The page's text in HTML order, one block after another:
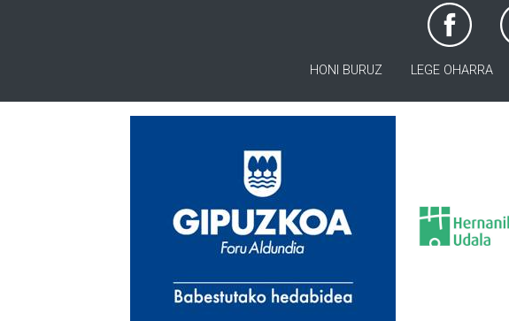
HONI BURUZ LEGE OHARRA